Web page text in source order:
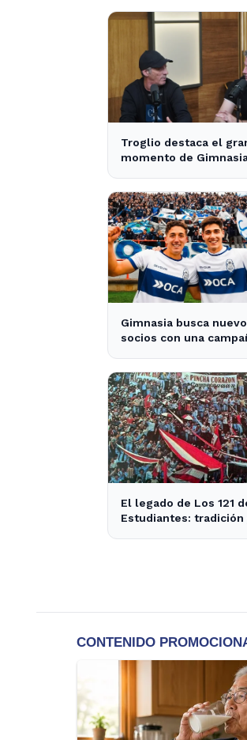
Troglio destaca el
momento de
Gimnasia busca
socios con una
El legado de Los 121
Estudiantes: tradición